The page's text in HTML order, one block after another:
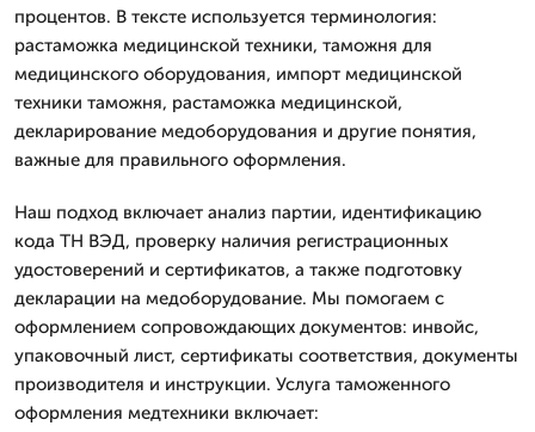
процентов. В тексте используется терминология:
растаможка медицинской техники, таможня для
медицинского оборудования, импорт медицинской
техники таможня, растаможка медицинской,
декларирование медоборудования и другие понятия,
важные для правильного оформления.
Наш подход включает анализ партии, идентификацию
кода ТН ВЭД, проверку наличия регистрационных
удостоверений и сертификатов, а также подготовку
декларации на медоборудование. Мы помогаем с
оформлением сопровождающих документов: инвойс,
упаковочный лист, сертификаты соответствия, документы
производителя и инструкции. Услуга таможенного
оформления медтехники включает: